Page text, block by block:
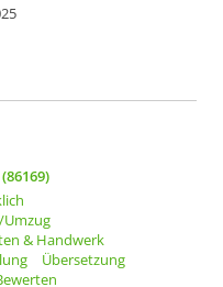
& Handwerk
Übersetzung